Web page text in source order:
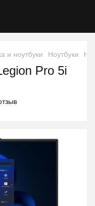
и ноутбуки Ноутбуки
Pro 5i